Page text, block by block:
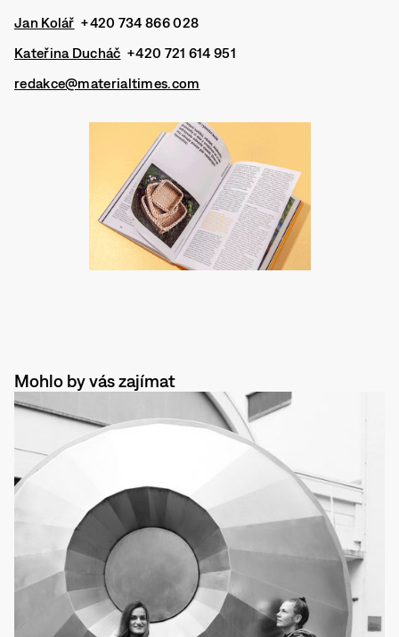
Jan Kolář +420 734 866 028
Kateřina Ducháč +420 721 614 951
redakce@materialtimes.com
Mohlo by vás zajímat